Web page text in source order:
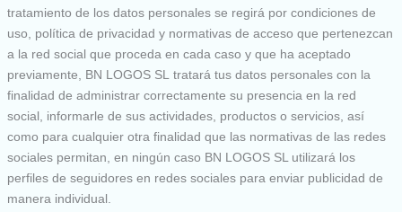
tratamiento de los datos personales se regirá por condiciones de
uso, política de privacidad y normativas de acceso que pertenezcan
a la red social que proceda en cada caso y que ha aceptado
previamente, BN LOGOS SL tratará tus datos personales con la
finalidad de administrar correctamente su presencia en la red
social, informarle de sus actividades, productos o servicios, así
como para cualquier otra finalidad que las normativas de las redes
sociales permitan, en ningún caso BN LOGOS SL utilizará los
perfiles de seguidores en redes sociales para enviar publicidad de
manera individual.